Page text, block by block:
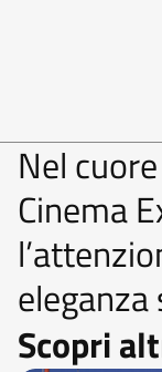
Nel
Cinema
Scopri